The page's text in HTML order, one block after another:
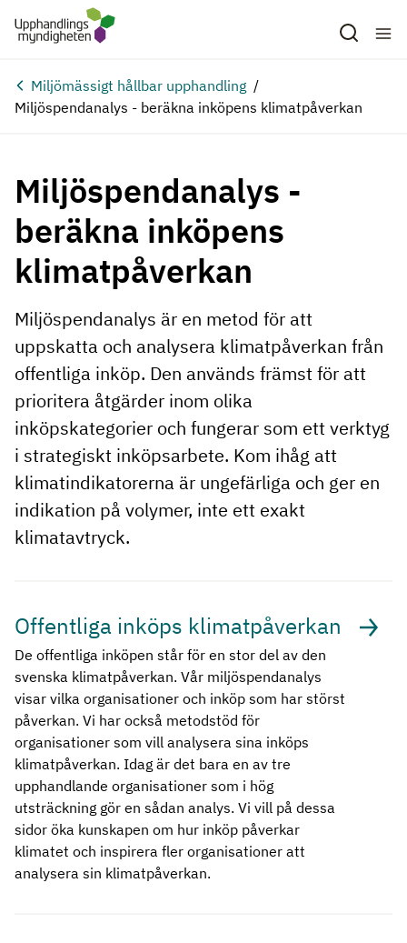
Hoppa till huvudinnehåll
Miljömässigt hållbar upphandling
Miljöspendanalys - beräkna inköpens klimatpåverkan
Miljöspendanalys -
beräkna inköpens
klimatpåverkan
Miljöspendanalys är en metod för att
uppskatta och analysera klimatpåverkan från
offentliga inköp. Den används främst för att
prioritera åtgärder inom olika
inköpskategorier och fungerar som ett verktyg
i strategiskt inköpsarbete. Kom ihåg att
klimatindikatorerna är ungefärliga och ger en
indikation på volymer, inte ett exakt
klimatavtryck.
Offentliga inköps klimatpåverkan
De offentliga inköpen står för en stor del av den
svenska klimatpåverkan. Vår miljöspendanalys
visar vilka organisationer och inköp som har störst
påverkan. Vi har också metodstöd för
organisationer som vill analysera sina inköps
klimatpåverkan. Idag är det bara en av tre
upphandlande organisationer som i hög
utsträckning gör en sådan analys. Vi vill på dessa
sidor öka kunskapen om hur inköp påverkar
klimatet och inspirera fler organisationer att
analysera sin klimatpåverkan.